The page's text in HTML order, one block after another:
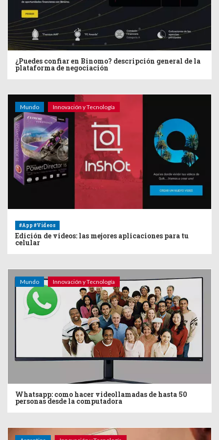
¿Puedes confiar en Binomo? descripción general de la
plataforma de negociación
Mundo Innovación y Tecnología
#App #Videos
Edición de videos: las mejores aplicaciones para tu
celular
Mundo Innovación y Tecnología
Whatsapp: como hacer videollamadas de hasta 50
personas desde la computadora